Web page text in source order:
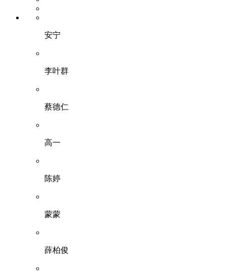
安宁
李叶群
蔡德仁
高一
陈婷
蒙蒙
薛柏俊